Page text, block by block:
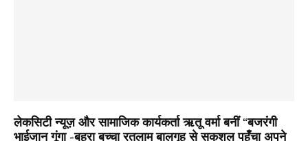
लेकसिटी न्यूज़ और सामाजिक कार्यकर्ता ऋतू वर्मा बनीं “बजरंगी
भाईजान गूंगा -बहरा बच्चा रतलाम बालगृह से सकुशल पहुँचा अपने